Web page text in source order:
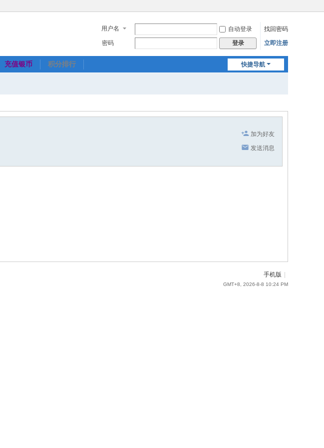
用户名 自动登录
找回密码
密码
登录 立即注册
快捷导航
充值银币 积分排行
加为好友
发送消息
手机版
GMT+8, 2026-8-8 10:24 PM